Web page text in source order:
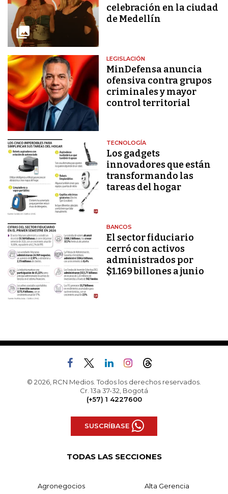
celebración en la ciudad
de Medellín
LEGISLACIÓN
MinDefensa anuncia
ofensiva contra grupos
criminales y mayor
control territorial
TECNOLOGÍA
Los gadgets
innovadores que están
transformando las
tareas del hogar
BANCOS
El sector fiduciario
cerró con activos
administrados por
$1.169 billones a junio
© 2026, RCN Medios. Todos los derechos reservados.
Cr. 13a 37-32, Bogotá
(+57) 1 4227600
SUSCRÍBASE
TODAS LAS SECCIONES
Agronegocios Alta Gerencia